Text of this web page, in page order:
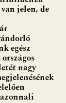
jelen, de
egész
nagy